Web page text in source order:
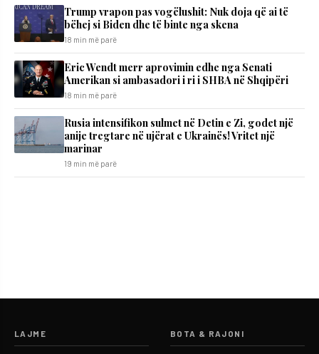
Trump vrapon pas vogëlushit: Nuk doja që ai të
bëhej si Biden dhe të binte nga skena
18 min më parë
Eric Wendt merr aprovimin edhe nga Senati
Amerikan si ambasadori i ri i SHBA në Shqipëri
18 min më parë
Rusia intensifikon sulmet në Detin e Zi, godet një
anije tregtare në ujërat e Ukrainës! Vritet një
marinar
19 min më parë
LAJME BOTA & RAJONI